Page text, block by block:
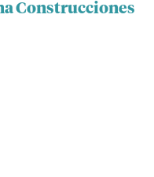
Construcciones